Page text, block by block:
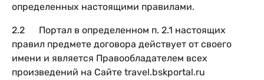
определенных настоящими правилами.
2.2 Портал в определенном п. 2.1 настоящих
правил предмете договора действует от своего
имени и является Правообладателем всех
произведений на Сайте travel.bskportal.ru